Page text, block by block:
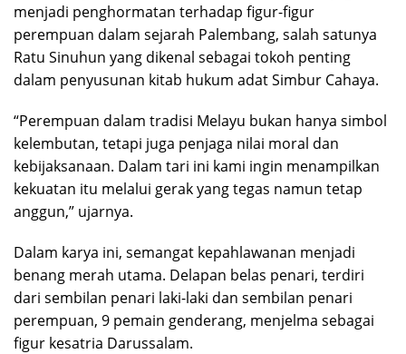
menjadi penghormatan terhadap figur-figur
perempuan dalam sejarah Palembang, salah satunya
Ratu Sinuhun yang dikenal sebagai tokoh penting
dalam penyusunan kitab hukum adat Simbur Cahaya.
“Perempuan dalam tradisi Melayu bukan hanya simbol
kelembutan, tetapi juga penjaga nilai moral dan
kebijaksanaan. Dalam tari ini kami ingin menampilkan
kekuatan itu melalui gerak yang tegas namun tetap
anggun,” ujarnya.
Dalam karya ini, semangat kepahlawanan menjadi
benang merah utama. Delapan belas penari, terdiri
dari sembilan penari laki-laki dan sembilan penari
perempuan, 9 pemain genderang, menjelma sebagai
figur kesatria Darussalam.